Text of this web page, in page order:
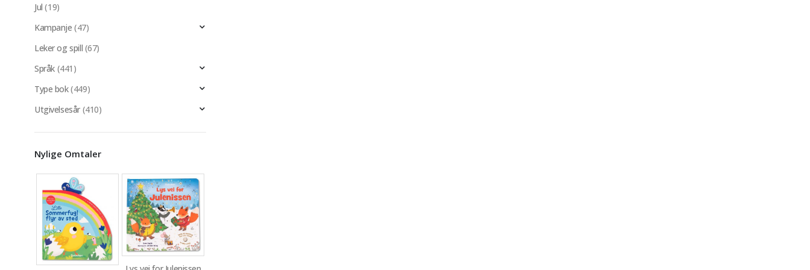
Jul (19)
Kampanje (47)
Leker og spill (67)
Språk (441)
Type bok(449)
Utgivelsesår (410)
Nylige Omtaler